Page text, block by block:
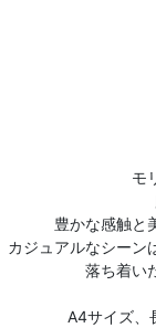
モ
豊かな感触と
カジュアルなシーン
落ち着い
A4サイズ、